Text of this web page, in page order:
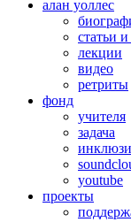
алан уоллес
статьи
лекции
видео
ретриты
фонд
учителя
задача
youtube
проекты